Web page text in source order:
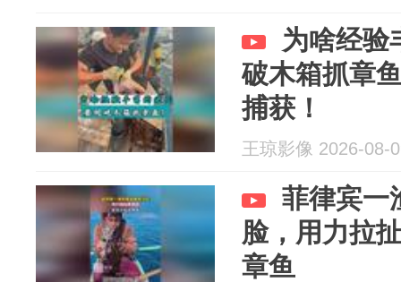
为啥经验
破木箱抓章
捕获！
王琼影像 2026-08-
菲律宾一
脸，用力拉
章鱼